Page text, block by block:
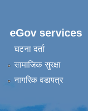
eGov services
घटना दर्ता
सामाजिक सुरक्षा
नागरिक वडापत्र